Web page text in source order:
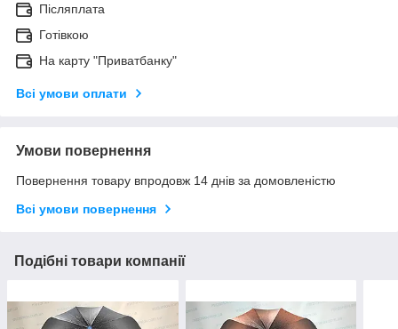
Післяплата
Готівкою
На карту "Приватбанку"
Всі умови оплати
Умови повернення
Повернення товару впродовж 14 днів за домовленістю
Всі умови повернення
Подібні товари компанії